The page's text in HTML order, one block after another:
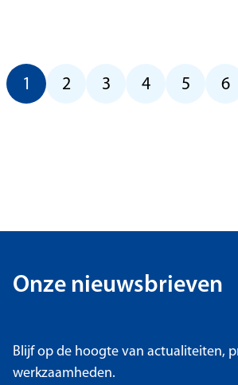
1 Huidige pagina, pagina 1
2Pagina 2
3Pagina 3
4Pagina 4
5Pagina
6
Onze nieuwsbrieven
Blijf op de hoogte van actualiteiten,
werkzaamheden.